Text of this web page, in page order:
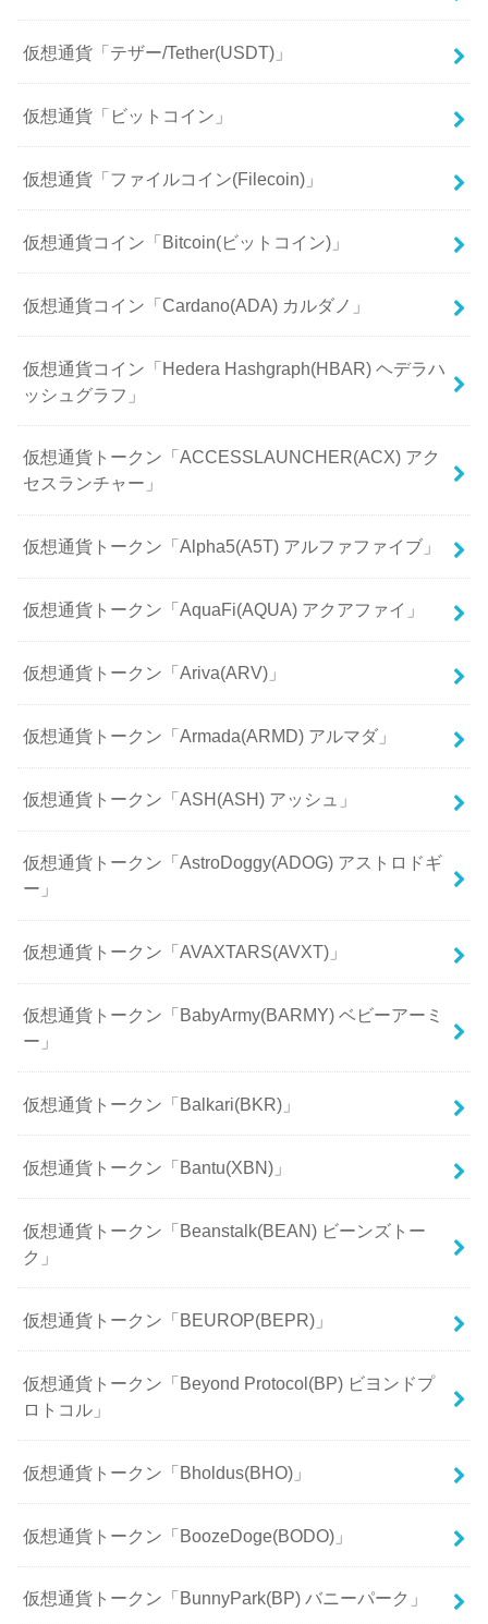
仮想通貨「テザー/Tether(USDT)」
仮想通貨「ビットコイン」
仮想通貨「ファイルコイン(Filecoin)」
仮想通貨コイン「Bitcoin(ビットコイン)」
仮想通貨コイン「Cardano(ADA) カルダノ」
仮想通貨コイン「Hedera Hashgraph(HBAR) ヘデラハ
ッシュグラフ」
仮想通貨トークン「ACCESSLAUNCHER(ACX) アク
セスランチャー」
仮想通貨トークン「Alpha5(A5T) アルファファイブ」
仮想通貨トークン「AquaFi(AQUA) アクアファイ」
仮想通貨トークン「Ariva(ARV)」
仮想通貨トークン「Armada(ARMD) アルマダ」
仮想通貨トークン「ASH(ASH) アッシュ」
仮想通貨トークン「AstroDoggy(ADOG) アストロドギ
ー」
仮想通貨トークン「AVAXTARS(AVXT)」
仮想通貨トークン「BabyArmy(BARMY) ベビーアーミ
ー」
仮想通貨トークン「Balkari(BKR)」
仮想通貨トークン「Bantu(XBN)」
仮想通貨トークン「Beanstalk(BEAN) ビーンズトー
ク」
仮想通貨トークン「BEUROP(BEPR)」
仮想通貨トークン「Beyond Protocol(BP) ビヨンドプ
ロトコル」
仮想通貨トークン「Bholdus(BHO)」
仮想通貨トークン「BoozeDoge(BODO)」
仮想通貨トークン「BunnyPark(BP) バニーパーク」